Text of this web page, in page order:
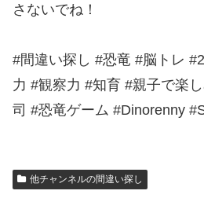
さないでね！
#間違い探し #恐竜 #脳トレ
力 #観察力 #知育 #親子で楽
司 #恐竜ゲーム #Dinorenny
他チャンネルの間違い探し